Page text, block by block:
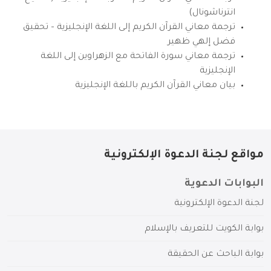
انترناشونال)
ترجمة معاني القرآن الكريم إلى اللغة الإنجليزية – تحقيق
فضل إلهي ظهير
ترجمة معاني سورة الفاتحة مع الزهراوين إلى اللغة
الإنجليزية
بيان معاني القرآن الكريم باللغة الإنجليزية
مواقع لجنة الدعوة الإلكترونية
البوابات الدعوية
لجنة الدعوة الإلكترونية
بوابة الكويت للتعريف بالإسلام
بوابة الباحث عن الحقيقة